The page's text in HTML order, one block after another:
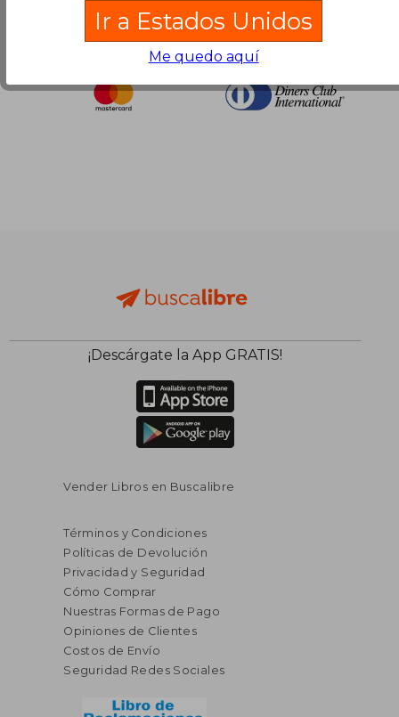
¡Descárgate la App GRATIS!
Vender Libros en Buscalibre
Términos y Condiciones
Políticas de Devolución
Privacidad y Seguridad
Cómo Comprar
Nuestras Formas de Pago
Opiniones de Clientes
Costos de Envío
Seguridad Redes Sociales
Ir a Estados Unidos
Me quedo aquí